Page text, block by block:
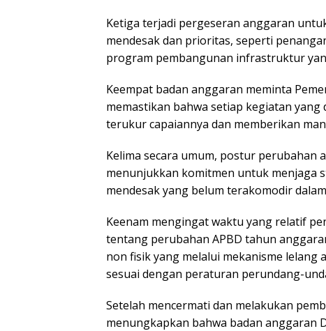
Ketiga terjadi pergeseran anggaran
mendesak dan prioritas, seperti
program pembangunan infrastruktur
Keempat badan anggaran meminta
memastikan bahwa setiap kegiatan
terukur capaiannya dan memberikan
Kelima secara umum, postur perubahan
menunjukkan komitmen untuk menjaga
mendesak yang belum terakomodir
Keenam mengingat waktu yang relatif
tentang perubahan APBD tahun
non fisik yang melalui mekanisme lelang
sesuai dengan peraturan perundang-
Setelah mencermati dan melakukan
menungkapkan bahwa badan anggaran